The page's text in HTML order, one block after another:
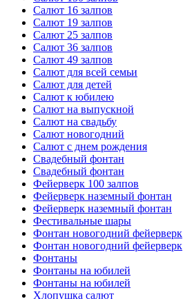
Салют 16 залпов
Салют 19 залпов
Салют 25 залпов
Салют 36 залпов
Салют 49 залпов
Салют для всей семьи
Салют для детей
Салют к юбилею
Салют на выпускной
Салют на свадьбу
Салют новогодний
Салют с днем рождения
Свадебный фонтан
Свадебный фонтан
Фейерверк 100 залпов
Фейерверк наземный фонтан
Фейерверк наземный фонтан
Фестивальные шары
Фонтан новогодний фейерверк
Фонтан новогодний фейерверк
Фонтаны
Фонтаны на юбилей
Фонтаны на юбилей
Хлопушка салют